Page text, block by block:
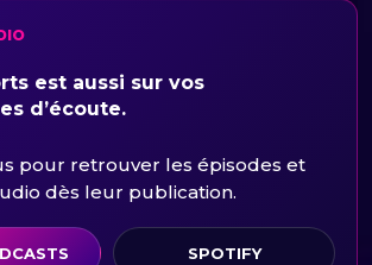
est aussi sur vos
d’écoute.
pour retrouver les épisodes et
dès leur publication.
SPOTIFY